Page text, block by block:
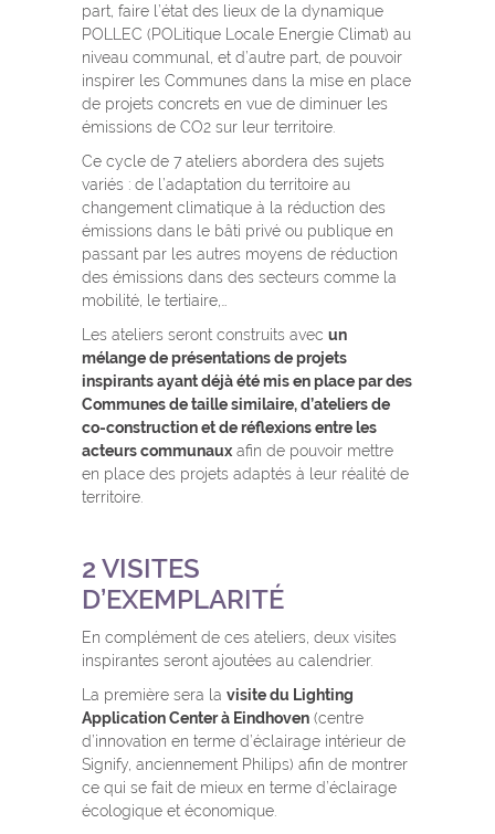
part, faire l’état des lieux de la dynamique
POLLEC (POLitique Locale Energie Climat) au
niveau communal, et d’autre part, de pouvoir
inspirer les Communes dans la mise en place
de projets concrets en vue de diminuer les
émissions de CO2 sur leur territoire.
Ce cycle de 7 ateliers abordera des sujets
variés : de l’adaptation du territoire au
changement climatique à la réduction des
émissions dans le bâti privé ou publique en
passant par les autres moyens de réduction
des émissions dans des secteurs comme la
mobilité, le tertiaire,…
Les ateliers seront construits avec un
mélange de présentations de projets
inspirants ayant déjà été mis en place par des
Communes de taille similaire, d’ateliers de
co-construction et de réflexions entre les
acteurs communaux afin de pouvoir mettre
en place des projets adaptés à leur réalité de
territoire.
2 VISITES
D’EXEMPLARITÉ
En complément de ces ateliers, deux visites
inspirantes seront ajoutées au calendrier.
La première sera la visite du Lighting
Application Center à Eindhoven (centre
d’innovation en terme d’éclairage intérieur de
Signify, anciennement Philips) afin de montrer
ce qui se fait de mieux en terme d’éclairage
écologique et économique.